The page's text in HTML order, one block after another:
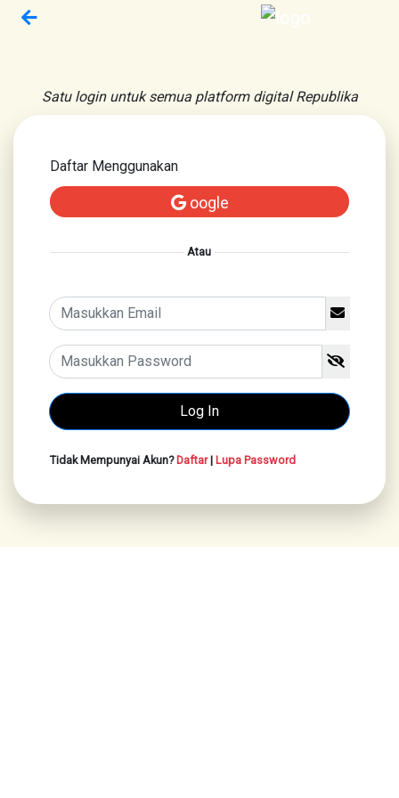
Satu login untuk semua platform digital Republika
Daftar Menggunakan
oogle
Atau
Tidak Mempunyai Akun?Daftar| Lupa Password